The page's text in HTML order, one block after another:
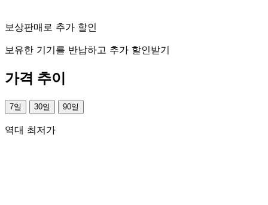
보상판매로 추가 할인
보유한 기기를 반납하고 추가 할인받기
가격 추이
7일 30일 90일
역대 최저가